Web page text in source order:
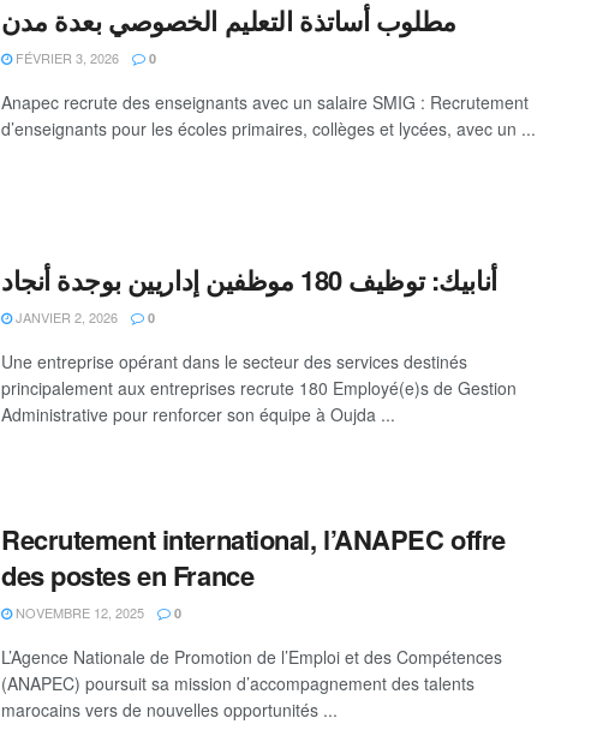
مطلوب أساتذة التعليم الخصوصي بعدة مدن
FÉVRIER 3, 2026 0
Anapec recrute des enseignants avec un salaire SMIG : Recrutement
d’enseignants pour les écoles primaires, collèges et lycées, avec un ...
أنابيك: توظيف 180 موظفين إداريين بوجدة أنجاد
JANVIER 2, 2026 0
Une entreprise opérant dans le secteur des services destinés
principalement aux entreprises recrute 180 Employé(e)s de Gestion
Administrative pour renforcer son équipe à Oujda ...
Recrutement international, l’ANAPEC offre
des postes en France
NOVEMBRE 12, 2025 0
L’Agence Nationale de Promotion de l’Emploi et des Compétences
(ANAPEC) poursuit sa mission d’accompagnement des talents
marocains vers de nouvelles opportunités ...